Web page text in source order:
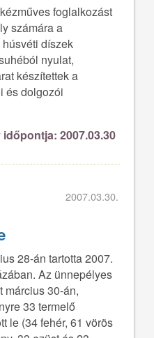
foglalkozást
számára a
díszek
nyulat,
készítettek a
és dolgozói
2007.03.30
2007.03.30.
28-án tartotta 2007.
Az ünnepélyes
március 30-án,
33 termelő
le (34 fehér, 61 vörös